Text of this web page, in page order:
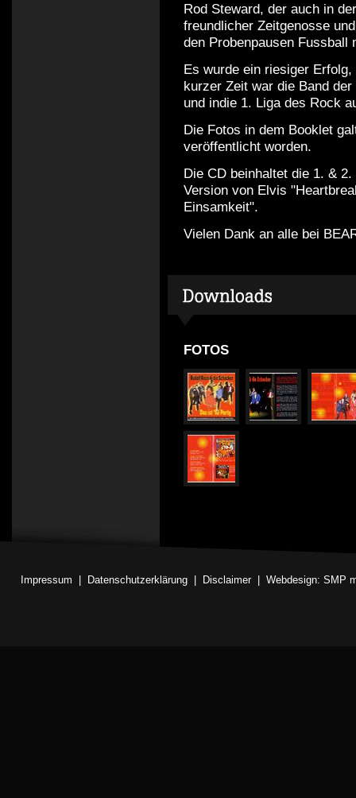
Rod Steward, der auch in
freundlicher Zeitgenosse
den Probenpausen Fussball
Es wurde ein riesiger
kurzer Zeit war die Band
und indie 1. Liga des Rock
Die Fotos in dem Booklet
veröffentlicht worden.
Die CD beinhaltet die 1. &
Version von Elvis
Einsamkeit".
Vielen Dank an alle bei
FOTOS
Impressum Datenschutzerklärung Disclaimer Webdesign: SMP